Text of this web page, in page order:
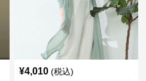
¥4,010 (税込)